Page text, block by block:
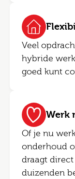
Veel
hybride
goed kunt
Werk
Of je nu
onderhoud
draagt
duizenden